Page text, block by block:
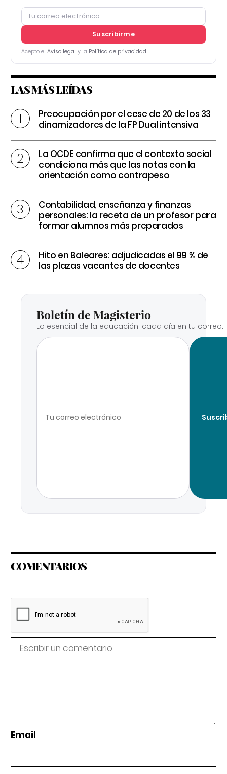
Suscribirme
Acepto el Aviso legal y la Política de privacidad
LAS MÁS LEÍDAS
Preocupación por el cese de 20 de los 33
dinamizadores de la FP Dual intensiva
La OCDE confirma que el contexto social
condiciona más que las notas con la
orientación como contrapeso
Contabilidad, enseñanza y finanzas
personales: la receta de un profesor para
formar alumnos más preparados
Hito en Baleares: adjudicadas el 99 % de
las plazas vacantes de docentes
Boletín de Magisterio
Lo esencial de la educación, cada día en tu correo.
COMENTARIOS
Email